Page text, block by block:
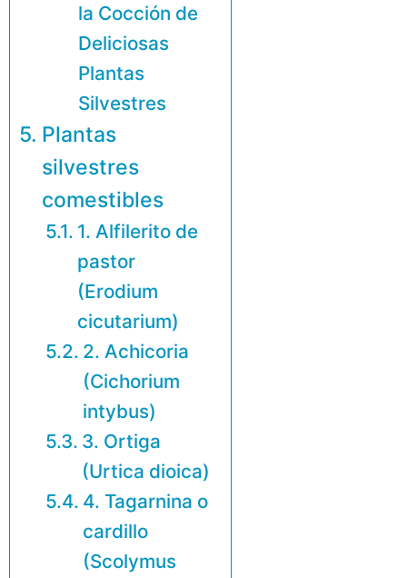
la Cocción de
Deliciosas
Plantas
Silvestres
Plantas
silvestres
comestibles
1. Alfilerito de
pastor
(Erodium
cicutarium)
2. Achicoria
(Cichorium
intybus)
3. Ortiga
(Urtica dioica)
4. Tagarnina o
cardillo
(Scolymus